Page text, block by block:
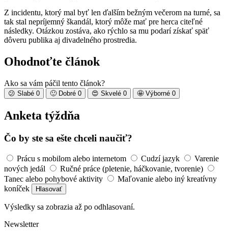
Z incidentu, ktorý mal byť len ďalším bežným večerom na turné, sa
tak stal nepríjemný škandál, ktorý môže mať pre herca citeľné
následky. Otázkou zostáva, ako rýchlo sa mu podarí získať späť
dôveru publika aj divadelného prostredia.
Ohodnoťte článok
Ako sa vám páčil tento článok?
😕 Slabé 0 🙂 Dobré 0 😍 Skvelé 0 🤩 Výborné 0
Anketa týždňa
Čo by ste sa ešte chceli naučiť?
Prácu s mobilom alebo internetom Cudzí jazyk
Varenie
nových jedál
Ručné práce (pletenie, háčkovanie, tvorenie)
Tanec alebo pohybové aktivity
Maľovanie alebo iný kreatívny
koníček
Hlasovať
Výsledky sa zobrazia až po odhlasovaní.
Newsletter